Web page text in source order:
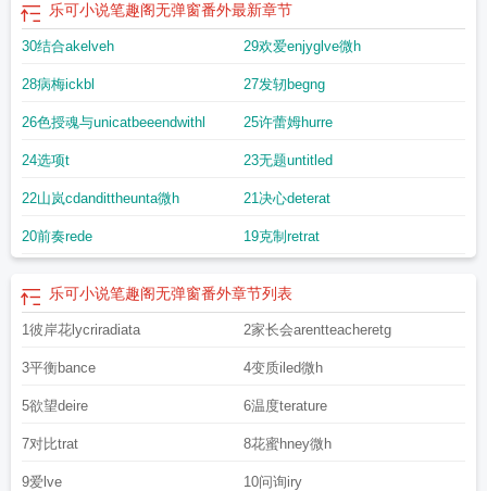
乐可小说笔趣阁无弹窗番外最新章节
30结合akelveh 29欢爱enjyglve微h
28病梅ickbl 27发轫begng
26色授魂与unicatbeeendwithl 25许蕾姆hurre
24选项t 23无题untitled
22山岚cdandittheunta微h 21决心deterat
20前奏rede 19克制retrat
乐可小说笔趣阁无弹窗番外章节列表
1彼岸花lycriradiata 2家长会arentteacheretg
3平衡bance 4变质iled微h
5欲望deire 6温度terature
7对比trat 8花蜜hney微h
9爱lve 10问询iry